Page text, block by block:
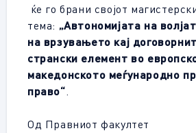
ќе го брани својот
тема: „Автономијата на
на врзувањето кај
странски елемент во
македонското меѓународно
право“.
Од Правниот факултет